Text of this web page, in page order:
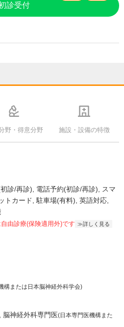
診受付
野・得意分野 施設・設備の特徴
診/再診) 電話予約(初診/再診)
スマ
トカード 駐車場(有料) 英語対応
自由診療(保険適用外)です 詳しく見る
構または日本脳神経外科学会)
脳神経外科専門医(日本専門医機構また